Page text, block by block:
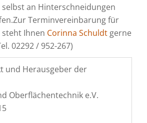
selbst an Hinterschneidungen
Terminvereinbarung für
steht Ihnen Corinna Schuldt gerne
02292 / 952-267)
und Herausgeber der
Oberflächentechnik e.V.